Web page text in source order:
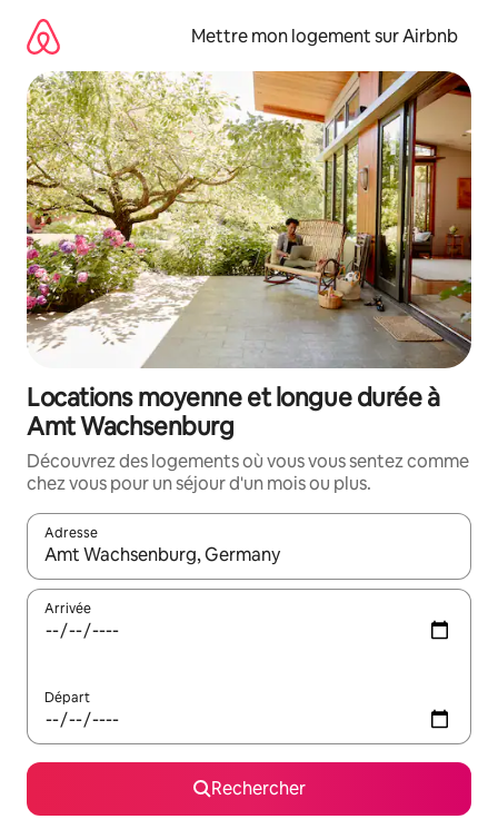
directement
contenu
Mettre mon logement sur Airbnb
Locations moyenne et longue durée à
Amt Wachsenburg
Découvrez des logements où vous vous sentez comme
chez vous pour un séjour d'un mois ou plus.
Adresse
Lorsque les résultats s'affichent, utilisez les flèches vers le
Arrivée
Départ
Rechercher